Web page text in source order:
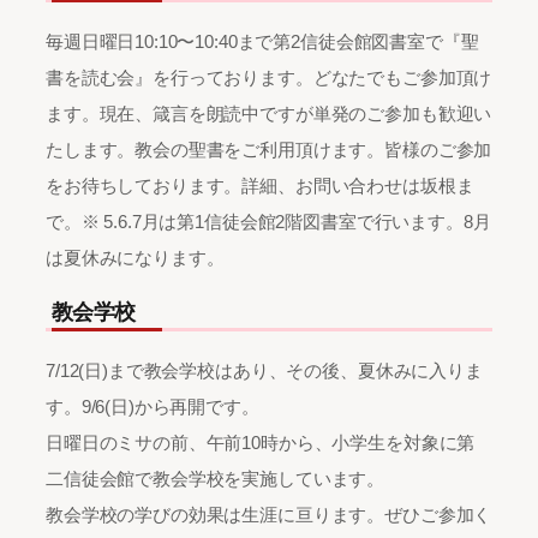
毎週日曜日10:10〜10:40まで第2信徒会館図書室で『聖
書を読む会』を行っております。どなたでもご参加頂け
ます。現在、箴言を朗読中ですが単発のご参加も歓迎い
たします。教会の聖書をご利用頂けます。皆様のご参加
をお待ちしております。詳細、お問い合わせは坂根ま
で。※ 5.6.7月は第1信徒会館2階図書室で行います。8月
は夏休みになります。
教会学校
7/12(日)まで教会学校はあり、その後、夏休みに入りま
す。9/6(日)から再開です。
日曜日のミサの前、午前10時から、小学生を対象に第
二信徒会館で教会学校を実施しています。
教会学校の学びの効果は生涯に亘ります。ぜひご参加く